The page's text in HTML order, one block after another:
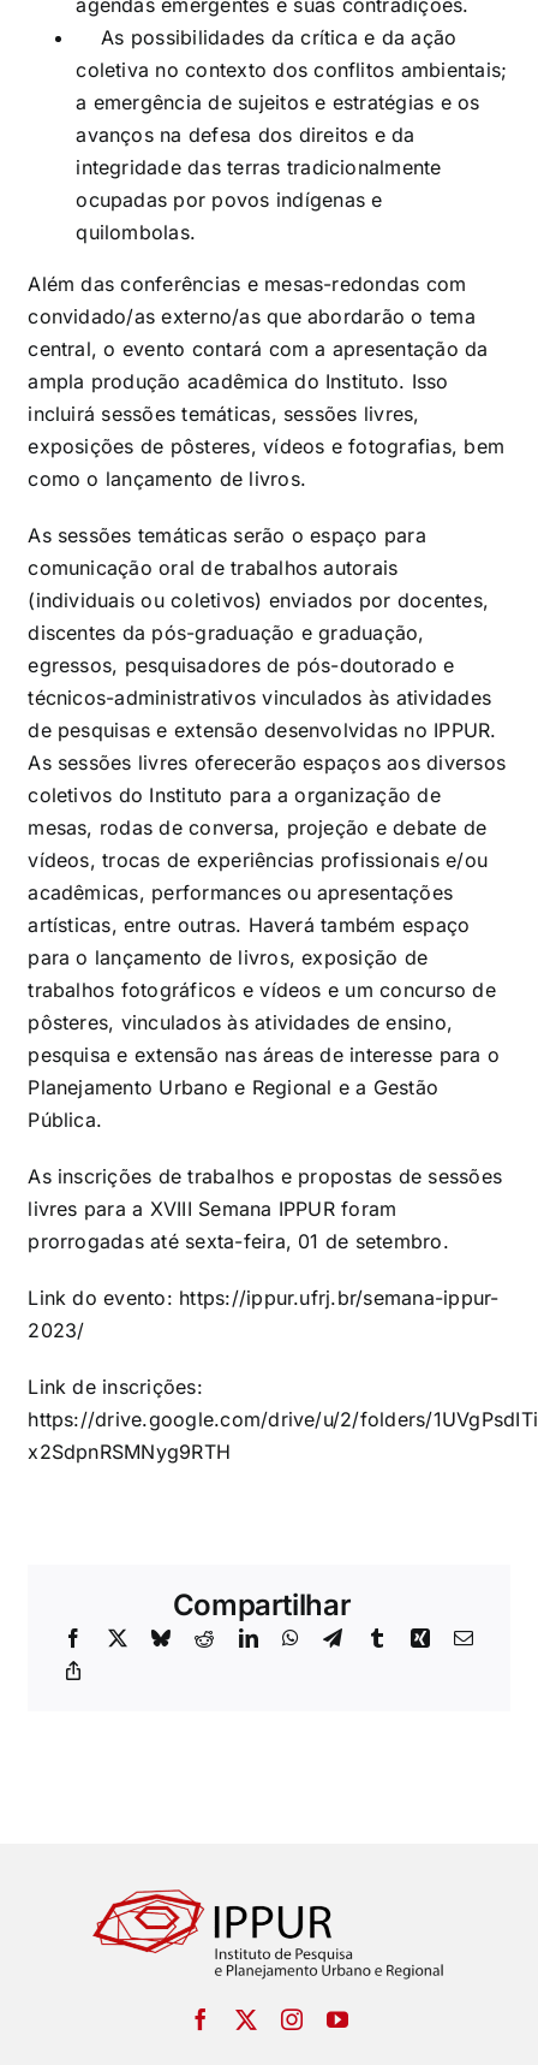
agendas emergentes e suas contradições.
As possibilidades da crítica e da ação
coletiva no contexto dos conflitos ambientais;
a emergência de sujeitos e estratégias e os
avanços na defesa dos direitos e da
integridade das terras tradicionalmente
ocupadas por povos indígenas e
quilombolas.
Além das conferências e mesas-redondas com
convidado/as externo/as que abordarão o tema
central, o evento contará com a apresentação da
ampla produção acadêmica do Instituto. Isso
incluirá sessões temáticas, sessões livres,
exposições de pôsteres, vídeos e fotografias, bem
como o lançamento de livros.
As sessões temáticas serão o espaço para
comunicação oral de trabalhos autorais
(individuais ou coletivos) enviados por docentes,
discentes da pós-graduação e graduação,
egressos, pesquisadores de pós-doutorado e
técnicos-administrativos vinculados às atividades
de pesquisas e extensão desenvolvidas no IPPUR.
As sessões livres oferecerão espaços aos diversos
coletivos do Instituto para a organização de
mesas, rodas de conversa, projeção e debate de
vídeos, trocas de experiências profissionais e/ou
acadêmicas, performances ou apresentações
artísticas, entre outras. Haverá também espaço
para o lançamento de livros, exposição de
trabalhos fotográficos e vídeos e um concurso de
pôsteres, vinculados às atividades de ensino,
pesquisa e extensão nas áreas de interesse para o
Planejamento Urbano e Regional e a Gestão
Pública.
As inscrições de trabalhos e propostas de sessões
livres para a XVIII Semana IPPUR foram
prorrogadas até sexta-feira, 01 de setembro.
Link do evento: https://ippur.ufrj.br/semana-ippur-
2023/
Link de inscrições:
https://drive.google.com/drive/u/2/folders/
x2SdpnRSMNyg9RTH
Compartilhar